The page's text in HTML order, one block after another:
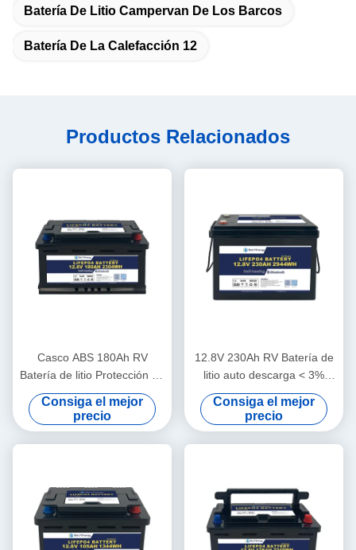
Batería De Litio Campervan De Los Barcos
Batería De La Calefacción 12
Productos Relacionados
Casco ABS 180Ah RV
Batería de litio Protección de
carcasa IP65 10V bajo
protección de voltaje
Consiga el mejor
precio
12.8V 230Ah RV Batería de
litio auto descarga < 3%
Cuadro ABS mensual
Consiga el mejor
precio